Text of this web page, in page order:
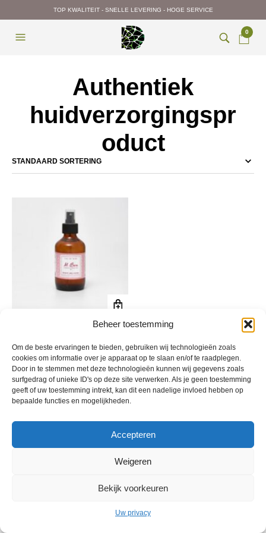
Beheer toestemming
Om de beste ervaringen te bieden, gebruiken wij technologieën zoals
cookies om informatie over je apparaat op te slaan en/of te raadplegen.
Door in te stemmen met deze technologieën kunnen wij gegevens zoals
surfgedrag of unieke ID's op deze site verwerken. Als je geen toestemming
geeft of uw toestemming intrekt, kan dit een nadelige invloed hebben op
bepaalde functies en mogelijkheden.
Accepteren
Weigeren
Bekijk voorkeuren
Uw privacy
TOP KWALITEIT - SNELLE LEVERING - HOGE SERVICE
0
Authentiek
huidverzorgingspr
oduct
Authentiek Aleppo Rozenwater
€ 22,95 incl. btw
© 2013 - 2026 De Duurzame Tuin KvK Gouda 29029262 - BTW nr
NL001968744B76 Hosting: